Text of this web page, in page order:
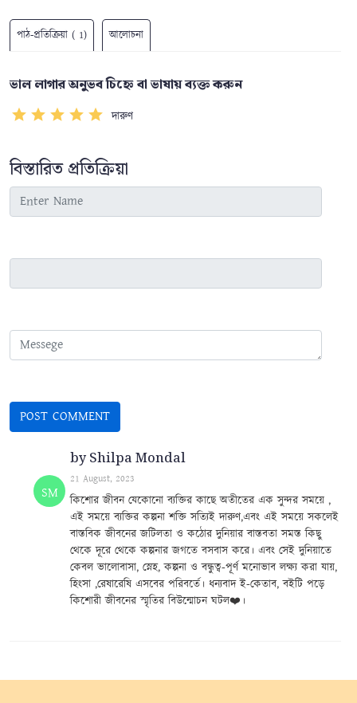
পাঠ-প্রতিক্রিয়া ( 1) আলোচনা
ভাল লাগার অনুভব চিহ্নে বা ভাষায় ব্যক্ত করুন
দারুণ
বিস্তারিত প্রতিক্রিয়া
SM
by Shilpa Mondal
21 August, 2023
কিশোর জীবন যেকোনো ব্যক্তির কাছে অতীতের এক সুন্দর সময়ে ,
এই সময়ে ব্যক্তির কল্পনা শক্তি সত্যিই দারুণ,এবং এই সময়ে সকলেই
বাস্তবিক জীবনের জটিলতা ও কঠোর দুনিয়ার বাস্তবতা সমস্ত কিছু
থেকে দূরে থেকে কল্পনার জগতে বসবাস করে। এবং সেই দুনিয়াতে
কেবল ভালোবাসা, স্নেহ, কল্পনা ও বন্ধুত্ব-পূর্ণ মনোভাব লক্ষ্য করা যায়,
হিংসা ,রেষারেষি এসবের পরিবর্তে। ধন্যবাদ ই-কেতাব, বইটি পড়ে
কিশোরী জীবনের স্মৃতির বিউন্মোচন ঘটল❤️।